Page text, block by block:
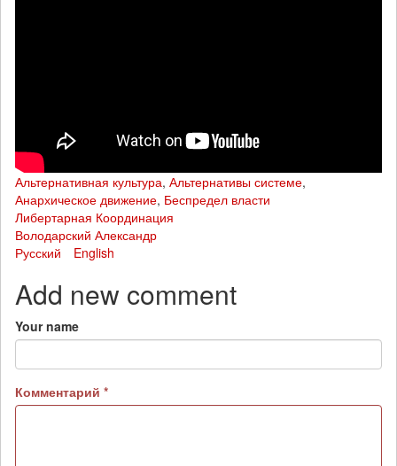
Альтернативная культура, Альтернативы системе,
Анархическое движение, Беспредел власти
Либертарная Координация
Володарский Александр
Русский
English
Add new comment
Your name
Комментарий *